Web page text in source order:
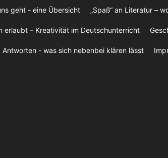
geht - eine Übersicht „Spaß“ an Literatur –
erlaubt – Kreativität im Deutschunterricht
Antworten - was sich nebenbei klären lässt